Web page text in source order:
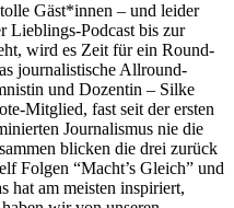
Gäst*innen – und leider
Lieblings-Podcast bis zur
wird es Zeit für ein Round-
journalistische Allround-
und Dozentin – Silke
Mitglied, fast seit der ersten
Journalismus nie die
blicken die drei zurück
Folgen “Macht’s Gleich” und
hat am meisten inspiriert,